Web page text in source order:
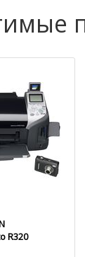
R320